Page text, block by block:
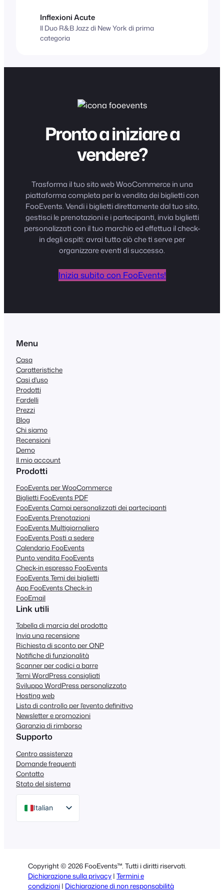
Inflexioni Acute
Il Duo R&B Jazz di New York di prima
categoria
Pronto a iniziare a
vendere?
Trasforma il tuo sito web WooCommerce in una
piattaforma completa per la vendita dei biglietti con
FooEvents. Vendi i biglietti direttamente dal tuo sito,
gestisci le prenotazioni e i partecipanti, invia biglietti
personalizzati con il tuo marchio ed effettua il check-
in degli ospiti: avrai tutto ciò che ti serve per
organizzare eventi di successo.
Inizia subito con FooEvents!
Menu
Casa
Caratteristiche
Casi d'uso
Prodotti
Fardelli
Prezzi
Blog
Chi siamo
Recensioni
Demo
Il mio account
Prodotti
FooEvents per WooCommerce
Biglietti FooEvents PDF
FooEvents Campi personalizzati dei partecipanti
FooEvents Prenotazioni
FooEvents Multigiornaliero
FooEvents Posti a sedere
Calendario FooEvents
Punto vendita FooEvents
Check-in espresso FooEvents
FooEvents Temi dei biglietti
App FooEvents Check-in
FooEmail
Link utili
Tabella di marcia del prodotto
Invia una recensione
Richiesta di sconto per ONP
Notifiche di funzionalità
Scanner per codici a barre
Temi WordPress consigliati
Sviluppo WordPress personalizzato
Hosting web
Lista di controllo per l'evento definitivo
Newsletter e promozioni
Garanzia di rimborso
Supporto
Centro assistenza
Domande frequenti
Contatto
Stato del sistema
Italian
English
Spanish
Copyright © 2026 FooEvents™. Tutti i diritti riservati.
Dichiarazione sulla privacy | Termini e
condizioni | Dichiarazione di non responsabilità